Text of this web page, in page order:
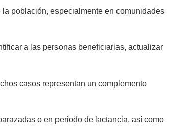
población, especialmente en comunidades
a las personas beneficiarias, actualizar
casos representan un complemento
o en periodo de lactancia, así como